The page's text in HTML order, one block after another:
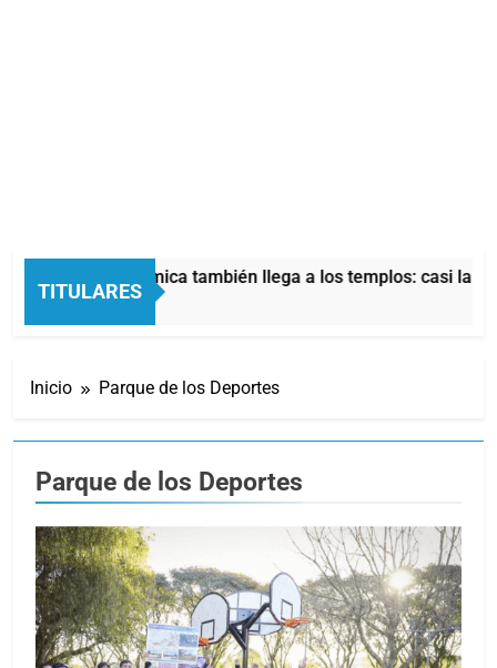
TITULARES
crisis económica también llega a los templos: casi la
Horas Atrás
Inicio Parque de los Deportes
Parque de los Deportes